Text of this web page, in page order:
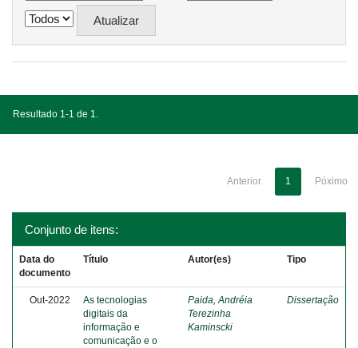
Resultado 1-1 de 1.
Anterior 1 Póximo
Conjunto de itens:
Data do
documento
Título Autor(es) Tipo
Out-2022
As tecnologias
digitais da
informação e
comunicação e o
Paida, Andréia
Terezinha
Kaminscki
Dissertação